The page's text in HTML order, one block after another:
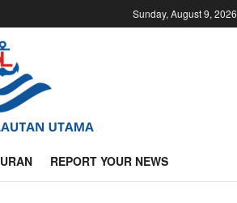
Sunday, August 9, 2026
REPORT YOUR NEWS